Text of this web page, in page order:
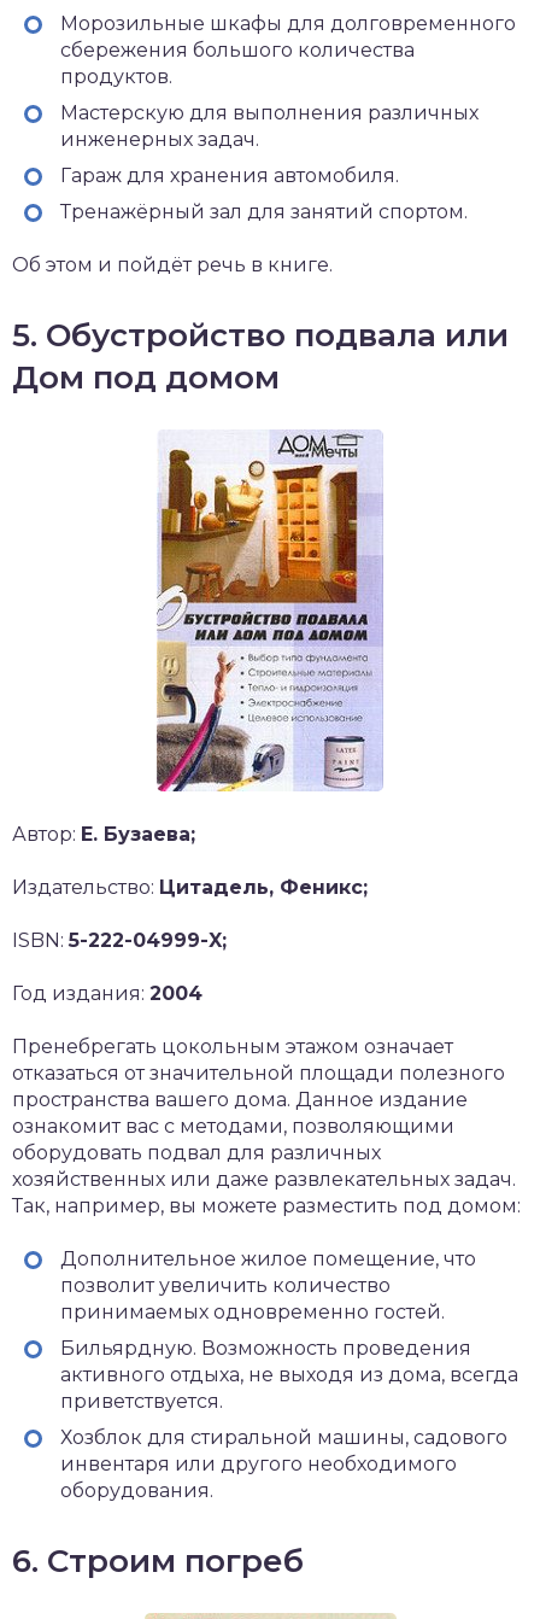
Морозильные шкафы для долговременного
сбережения большого количества
продуктов.
Мастерскую для выполнения различных
инженерных задач.
Гараж для хранения автомобиля.
Тренажёрный зал для занятий спортом.
Об этом и пойдёт речь в книге.
5. Обустройство подвала или
Дом под домом
Автор: Е. Бузаева;
Издательство: Цитадель, Феникс;
ISBN:5-222-04999-X;
Год издания: 2004
Пренебрегать цокольным этажом означает
отказаться от значительной площади полезного
пространства вашего дома. Данное издание
ознакомит вас с методами, позволяющими
оборудовать подвал для различных
хозяйственных или даже развлекательных задач.
Так, например, вы можете разместить под домом:
Дополнительное жилое помещение, что
позволит увеличить количество
принимаемых одновременно гостей.
Бильярдную. Возможность проведения
активного отдыха, не выходя из дома, всегда
приветствуется.
Хозблок для стиральной машины, садового
инвентаря или другого необходимого
оборудования.
6. Строим погреб